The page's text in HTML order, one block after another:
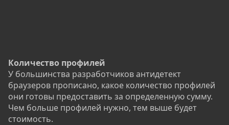
Количество профилей
У большинства разработчиков антидетект
браузеров прописано, какое количество профилей
они готовы предоставить за определенную сумму.
Чем больше профилей нужно, тем выше будет
стоимость.